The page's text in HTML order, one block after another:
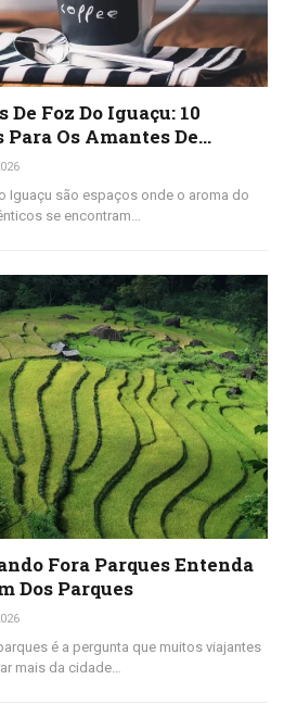
Foz Do Iguaçu: 10
Os Amantes De…
Iguaçu são espaços onde o aroma do
se encontram…
Fora Parques Entenda
Dos Parques
é a pergunta que muitos viajantes
mais da cidade…